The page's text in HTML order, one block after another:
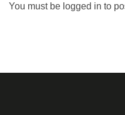
You must be logged in to